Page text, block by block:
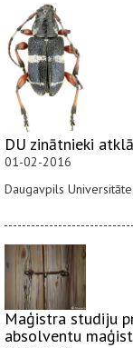
DU zinātnieki
01-02-2016
Daugavpils
Maģistra studiju
absolventu